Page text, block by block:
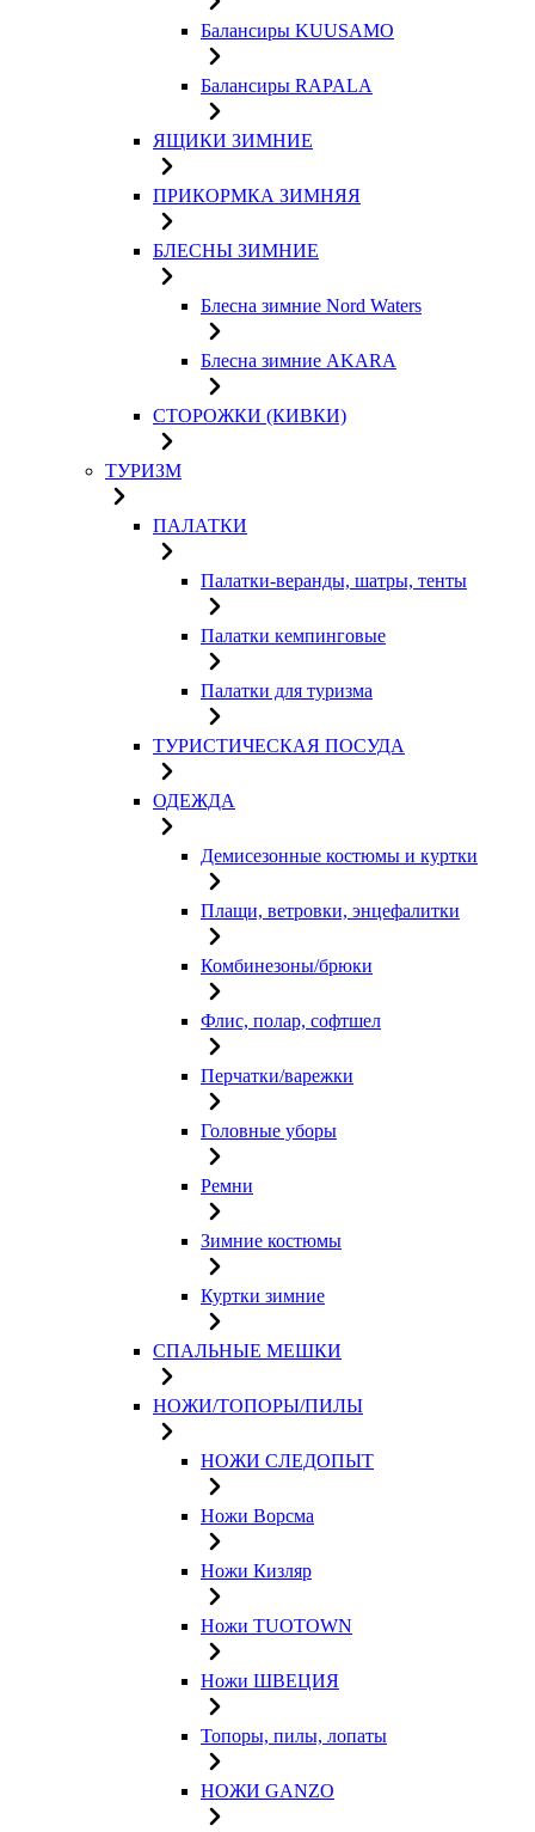
Балансиры KUUSAMO
Балансиры RAPALA
ЯЩИКИ ЗИМНИЕ
ПРИКОРМКА ЗИМНЯЯ
БЛЕСНЫ ЗИМНИЕ
Блесна зимние Nord Waters
Блесна зимние AKARA
СТОРОЖКИ (КИВКИ)
ТУРИЗМ
ПАЛАТКИ
Палатки-веранды, шатры, тенты
Палатки кемпинговые
Палатки для туризма
ТУРИСТИЧЕСКАЯ ПОСУДА
ОДЕЖДА
Демисезонные костюмы и куртки
Плащи, ветровки, энцефалитки
Комбинезоны/брюки
Флис, полар, софтшел
Перчатки/варежки
Головные уборы
Ремни
Зимние костюмы
Куртки зимние
СПАЛЬНЫЕ МЕШКИ
НОЖИ/ТОПОРЫ/ПИЛЫ
НОЖИ СЛЕДОПЫТ
Ножи Ворсма
Ножи Кизляр
Ножи TUOTOWN
Ножи ШВЕЦИЯ
Топоры, пилы, лопаты
НОЖИ GANZO